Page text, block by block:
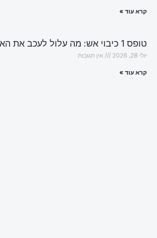
קרא עוד »
טופס 1 כיבוי אש: מה עלול לעכב את האישור?
יולי 28, 2026 אין תגובות
קרא עוד »